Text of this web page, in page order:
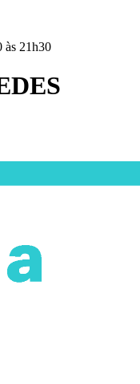
às 21h30